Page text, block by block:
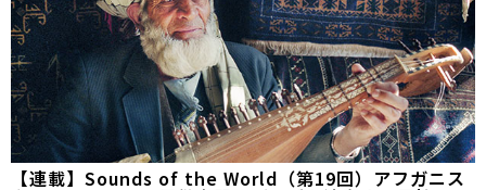
【連載】Sounds of the World（第19回）アフガニス